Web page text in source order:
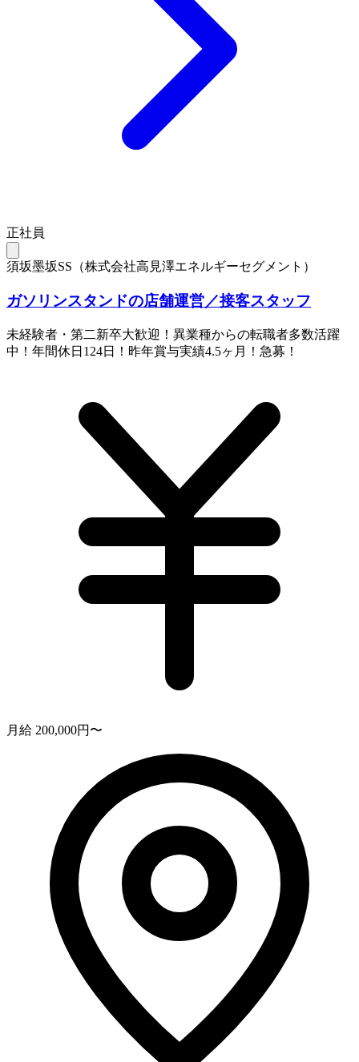
正社員
須坂墨坂SS（株式会社高見澤エネルギーセグメント）
ガソリンスタンドの店舗運営／接客スタッフ
未経験者・第二新卒大歓迎！異業種からの転職者多数活躍
中！年間休日124日！昨年賞与実績4.5ヶ月！急募！
月給 200,000円〜